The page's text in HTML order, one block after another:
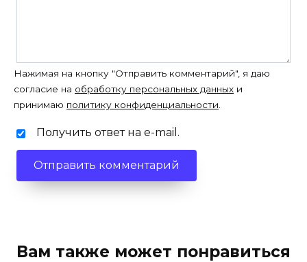
Нажимая на кнопку "Отправить комментарий", я даю
согласие на обработку персональных данных и
принимаю политику конфиденциальности.
Получить ответ на e-mail.
Вам также может понравиться